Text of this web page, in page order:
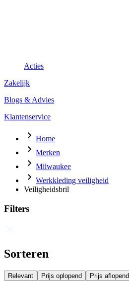
Acties
Zakelijk
Blogs & Advies
Klantenservice
Home
Merken
Milwaukee
Werkkleding veiligheid
Veiligheidsbril
Filters
Sorteren
Relevant Prijs oplopend Prijs aflopend